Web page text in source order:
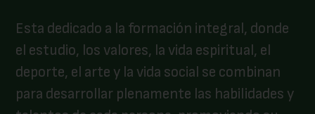
Esta dedicado a la formación integral, donde
el estudio, los valores, la vida espiritual, el
deporte, el arte y la vida social se combinan
para desarrollar plenamente las habilidades y